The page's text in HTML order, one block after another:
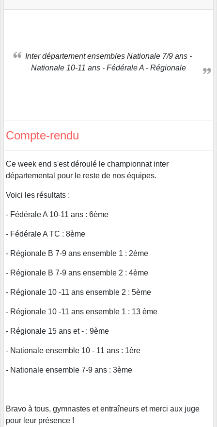
Inter département ensembles Nationale 7/9 ans -
Nationale 10-11 ans - Fédérale A - Régionale
Compte-rendu
Ce week end s'est déroulé le championnat inter
départemental pour le reste de nos équipes.
Voici les résultats :
- Fédérale A 10-11 ans : 6ème
- Fédérale A TC : 8ème
- Régionale B 7-9 ans ensemble 1 : 2ème
- Régionale B 7-9 ans ensemble 2 : 4ème
- Régionale 10 -11 ans ensemble 2 : 5ème
- Régionale 10 -11 ans ensemble 1 : 13 ème
- Régionale 15 ans et - : 9ème
- Nationale ensemble 10 - 11 ans : 1ère
- Nationale ensemble 7-9 ans : 3ème
Bravo à tous, gymnastes et entraîneurs et merci aux juge
pour leur présence !